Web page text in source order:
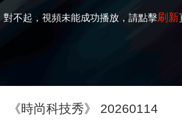
對不起，視頻未能成功播放，請點擊刷新
《時尚科技秀》 20260114